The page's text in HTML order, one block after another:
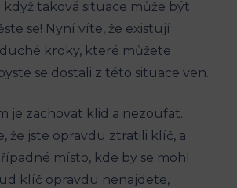
když taková situace může být
se! Nyní víte, že existují
kroky, které můžete
se dostali z této situace ven.
je zachovat klid a nezoufat.
že jste opravdu ztratili klíč, a
místo, kde by se mohl
klíč opravdu nenajdete,